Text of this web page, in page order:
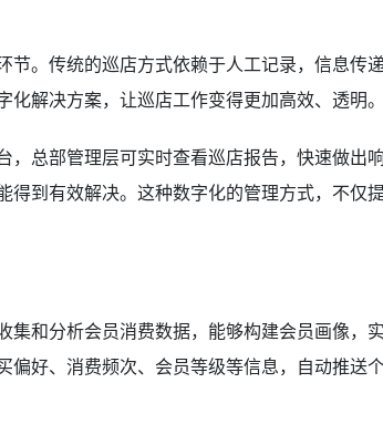
。传统的巡店方式依赖于人工记录，信息传
解决方案，让巡店工作变得更加高效、透明。
总部管理层可实时查看巡店报告，快速做出响
到有效解决。这种数字化的管理方式，不仅
和分析会员消费数据，能够构建会员画像，
好、消费频次、会员等级等信息，自动推送